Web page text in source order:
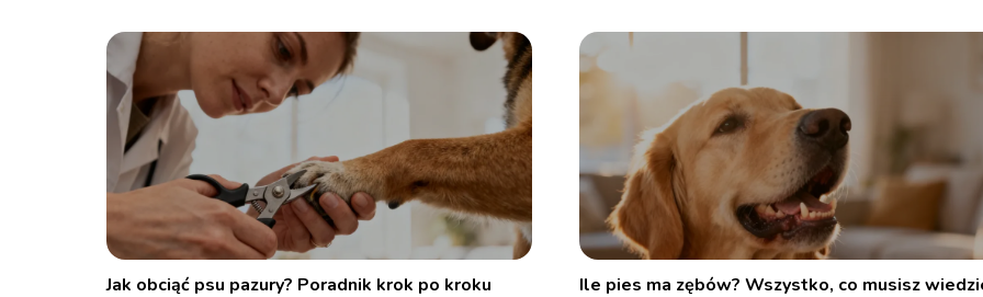
Jak obciąć psu pazury? Poradnik krok po kroku
Ile pies ma zębów? Wszystko, co musisz